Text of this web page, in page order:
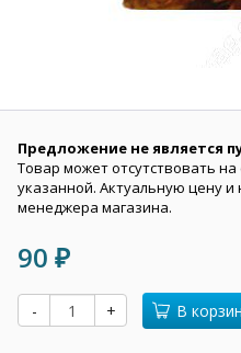
Предложение не является
Товар может отсутствовать
указанной. Актуальную цену
менеджера магазина.
90 ₽
- + В